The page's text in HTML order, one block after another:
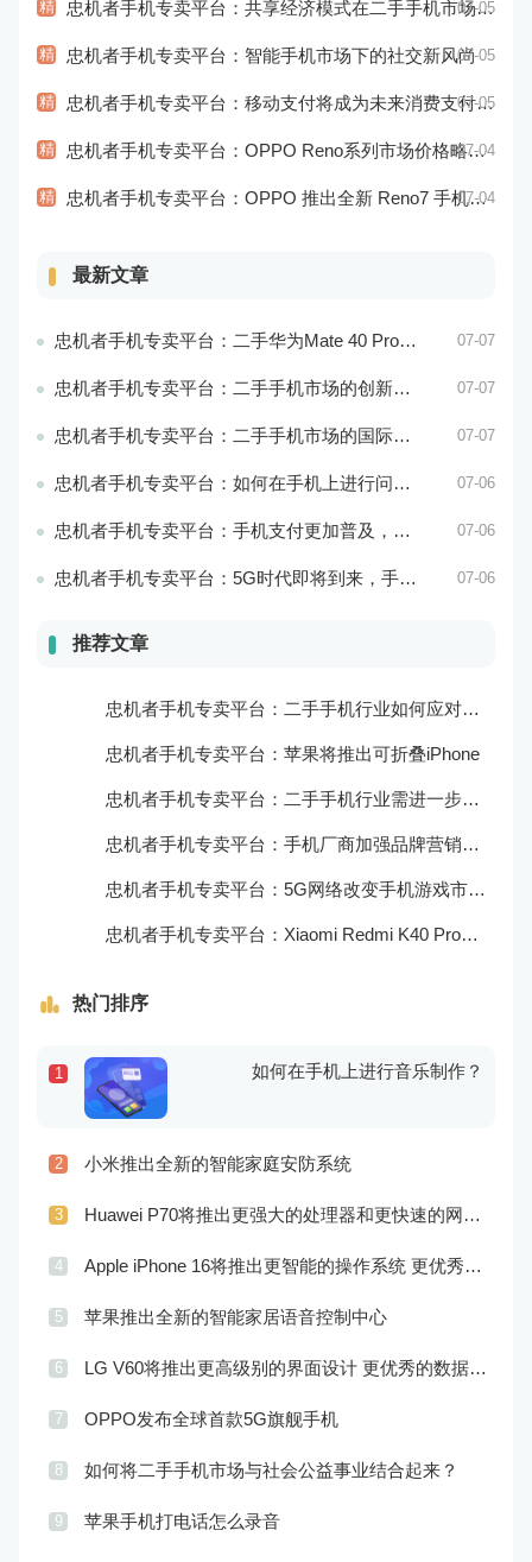
精 忠机者手机专卖平台：共享经济模式在二手手机市场的应用和探索07-05
精 忠机者手机专卖平台：智能手机市场下的社交新风尚07-05
精 忠机者手机专卖平台：移动支付将成为未来消费支付的主流方式07-05
精 忠机者手机专卖平台：OPPO Reno系列市场价格略有回升07-04
精 忠机者手机专卖平台：OPPO 推出全新 Reno7 手机，搭载高端配置07-04
最新文章
忠机者手机专卖平台：二手华为Mate 40 Pro市场价格持续波动 07-07
忠机者手机专卖平台：二手手机市场的创新发展和科技引领 07-07
忠机者手机专卖平台：二手手机市场的国际化发展和拓展海外市场 07-07
忠机者手机专卖平台：如何在手机上进行问卷调查？ 07-06
忠机者手机专卖平台：手机支付更加普及，移动支付将成为主流 07-06
忠机者手机专卖平台：5G时代即将到来，手机市场面临新机遇与挑战 07-06
推荐文章
忠机者手机专卖平台：二手手机行业如何应对新消费升级的趋势
忠机者手机专卖平台：苹果将推出可折叠iPhone
忠机者手机专卖平台：二手手机行业需进一步扩大市场份额
忠机者手机专卖平台：手机厂商加强品牌营销和用户服务
忠机者手机专卖平台：5G网络改变手机游戏市场格局
忠机者手机专卖平台：Xiaomi Redmi K40 Pro发布，搭载顶级的处理器和优秀的摄像头
热门排序
1 如何在手机上进行音乐制作？
2 小米推出全新的智能家庭安防系统
3 Huawei P70将推出更强大的处理器和更快速的网络连接
4 Apple iPhone 16将推出更智能的操作系统 更优秀的音频效果
5 苹果推出全新的智能家居语音控制中心
6 LG V60将推出更高级别的界面设计 更优秀的数据隐私保护
7 OPPO发布全球首款5G旗舰手机
8 如何将二手手机市场与社会公益事业结合起来？
9 苹果手机打电话怎么录音